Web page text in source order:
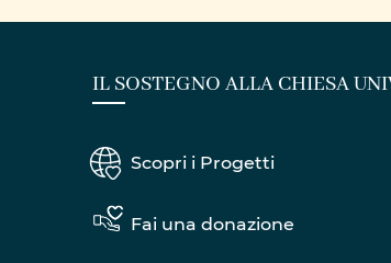
IL SOSTEGNO ALLA CHIESA
Scopri i Progetti
Fai una donazione